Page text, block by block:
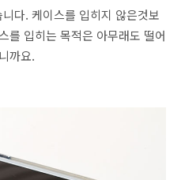
다. 케이스를 입히지 않은것보
를 입히는 목적은 아무래도 떨어
까요.